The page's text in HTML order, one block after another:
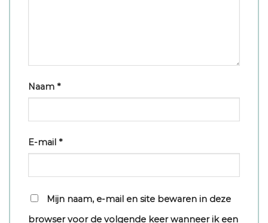
Naam *
E-mail *
Mijn naam, e-mail en site bewaren in deze
browser voor de volgende keer wanneer ik een